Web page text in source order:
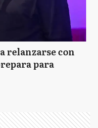
relanzarse con
para